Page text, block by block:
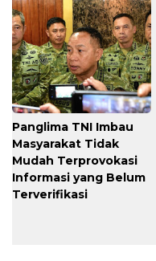
Panglima TNI Imbau
Masyarakat Tidak
Mudah Terprovokasi
Informasi yang Belum
Terverifikasi